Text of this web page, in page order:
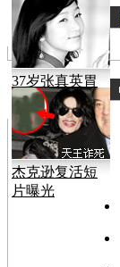
声》
37岁张真英胃
癌病逝
杰克逊复活短
片曝光